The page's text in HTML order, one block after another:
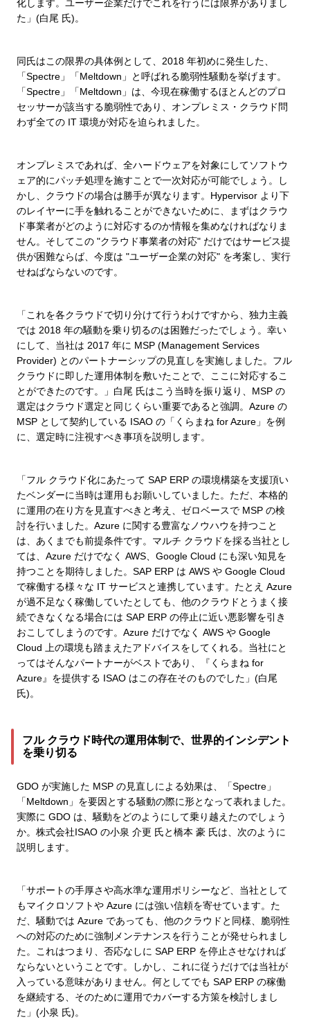
化します。ユーザー企業だけでこれを行うには限界がありまし
た」(白尾 氏)。
同氏はこの限界の具体例として、2018 年初めに発生した、
「Spectre」「Meltdown」と呼ばれる脆弱性騒動を挙げます。
「Spectre」「Meltdown」は、今現在稼働するほとんどのプロ
セッサーが該当する脆弱性であり、オンプレミス・クラウド問
わず全ての IT 環境が対応を迫られました。
オンプレミスであれば、全ハードウェアを対象にしてソフトウ
ェア的にパッチ処理を施すことで一次対応が可能でしょう。し
かし、クラウドの場合は勝手が異なります。Hypervisor より下
のレイヤーに手を触れることができないために、まずはクラウ
ド事業者がどのように対応するのか情報を集めなければなりま
せん。そしてこの "クラウド事業者の対応" だけではサービス提
供が困難ならば、今度は "ユーザー企業の対応" を考案し、実行
せねばならないのです。
「これを各クラウドで切り分けて行うわけですから、独力主義
では 2018 年の騒動を乗り切るのは困難だったでしょう。幸い
にして、当社は 2017 年に MSP (Management Services
Provider) とのパートナーシップの見直しを実施しました。フル
クラウドに即した運用体制を敷いたことで、ここに対応するこ
とができたのです。」白尾 氏はこう当時を振り返り、MSP の
選定はクラウド選定と同じくらい重要であると強調。Azure の
MSP として契約している ISAO の「くらまね for Azure」を例
に、選定時に注視すべき事項を説明します。
「フル クラウド化にあたって SAP ERP の環境構築を支援頂い
たベンダーに当時は運用もお願いしていました。ただ、本格的
に運用の在り方を見直すべきと考え、ゼロベースで MSP の検
討を行いました。Azure に関する豊富なノウハウを持つこと
は、あくまでも前提条件です。マルチ クラウドを採る当社とし
ては、Azure だけでなく AWS、Google Cloud にも深い知見を
持つことを期待しました。SAP ERP は AWS や Google Cloud
で稼働する様々な IT サービスと連携しています。たとえ Azure
が過不足なく稼働していたとしても、他のクラウドとうまく接
続できなくなる場合には SAP ERP の停止に近い悪影響を引き
おこしてしまうのです。Azure だけでなく AWS や Google
Cloud 上の環境も踏まえたアドバイスをしてくれる。当社にと
ってはそんなパートナーがベストであり、『くらまね for
Azure』を提供する ISAO はこの存在そのものでした」(白尾
氏)。
フル クラウド時代の運用体制で、世界的インシデント
を乗り切る
GDO が実施した MSP の見直しによる効果は、「Spectre」
「Meltdown」を要因とする騒動の際に形となって表れました。
実際に GDO は、騒動をどのようにして乗り越えたのでしょう
か。株式会社ISAO の小泉 介更 氏と橋本 豪 氏は、次のように
説明します。
「サポートの手厚さや高水準な運用ポリシーなど、当社として
もマイクロソフトや Azure には強い信頼を寄せています。た
だ、騒動では Azure であっても、他のクラウドと同様、脆弱性
への対応のために強制メンテナンスを行うことが発せられまし
た。これはつまり、否応なしに SAP ERP を停止させなければ
ならないということです。しかし、これに従うだけでは当社が
入っている意味がありません。何としてでも SAP ERP の稼働
を継続する、そのために運用でカバーする方策を検討しまし
た」(小泉 氏)。